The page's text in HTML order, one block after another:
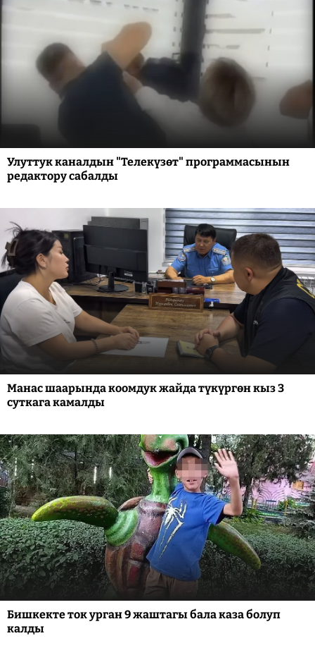
Улуттук каналдын "Телекүзөт" программасынын
редактору сабалды
Манас шаарында коомдук жайда түкүргөн кыз 3
суткага камалды
Бишкекте ток урган 9 жаштагы бала каза болуп
калды